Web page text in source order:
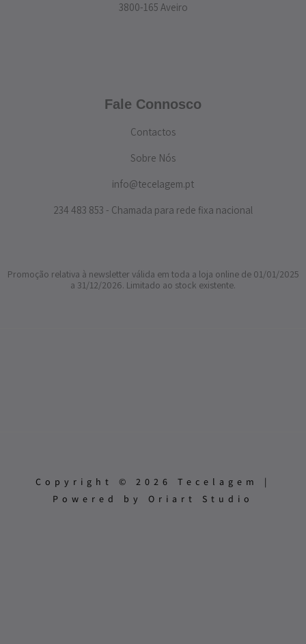
3800-165 Aveiro
Fale Connosco
Contactos
Sobre Nós
info@tecelagem.pt
234 483 853 - Chamada para rede fixa nacional
Promoção relativa à newsletter válida em toda a loja online de 01/01/2025
a 31/12/2026. Limitado ao stock existente.
Copyright © 2026 Tecelagem |
Powered by Oriart Studio